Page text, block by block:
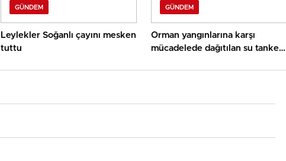
GÜNDEM
Leylekler Soğanlı çayını mesken
tuttu
GÜNDEM
Orman yangınlarına karşı
mücadelede dağıtılan su tankeri